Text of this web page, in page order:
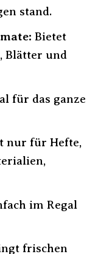
stand.
Bietet
Blätter und
für das ganze
nur für Hefte,
im Regal
frischen